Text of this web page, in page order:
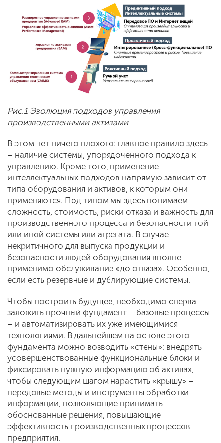
Рис.1 Эволюция подходов управления
производственными активами
В этом нет ничего плохого: главное правило здесь
– наличие системы, упорядоченного подхода к
управлению. Кроме того, применение
интеллектуальных подходов напрямую зависит от
типа оборудования и активов, к которым они
применяются. Под типом мы здесь понимаем
сложность, стоимость, риски отказа и важность для
производственного процесса и безопасности той
или иной системы или агрегата. В случае
некритичного для выпуска продукции и
безопасности людей оборудования вполне
применимо обслуживание «до отказа». Особенно,
если есть резервные и дублирующие системы.
Чтобы построить будущее, необходимо сперва
заложить прочный фундамент – базовые процессы
– и автоматизировать их уже имеющимися
технологиями. В дальнейшем на основе этого
фундамента можно возводить «стены»: внедрять
усовершенствованные функциональные блоки и
фиксировать нужную информацию об активах,
чтобы следующим шагом нарастить «крышу» –
передовые методы и инструменты обработки
информации, позволяющие принимать
обоснованные решения, повышающие
эффективность производственных процессов
предприятия.